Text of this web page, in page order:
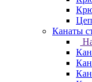
Канаты